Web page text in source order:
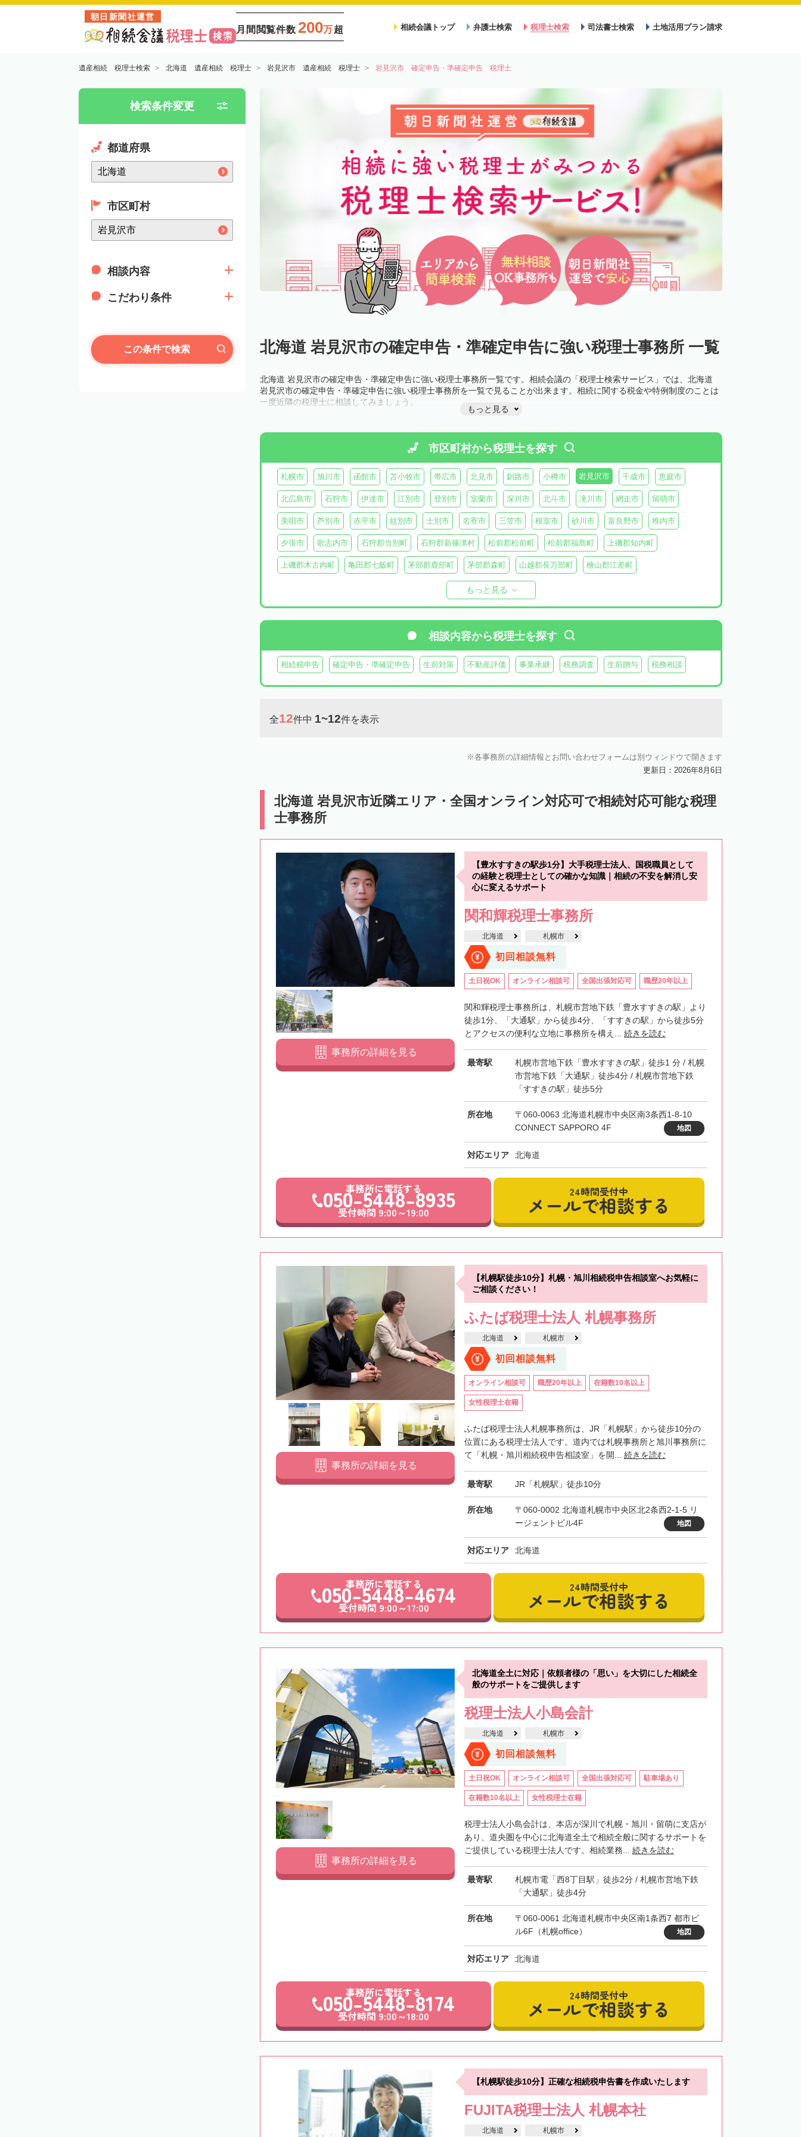
朝日新聞社運営
月間閲覧件数 200万超 相続会議トップ 弁護士検索 税理士検索 司法書士検索 土地活用プラン請求
遺産相続 税理士検索 北海道 遺産相続 税理士 岩見沢市 遺産相続 税理士 岩見沢市 確定申告・準確定申告 税理士
検索条件変更
都道府県
市区町村
相談内容
こだわり条件
この条件で検索 北海道 岩見沢市の確定申告・準確定申告に強い税理士事務所 一覧
北海道 岩見沢市の確定申告・準確定申告に強い税理士事務所一覧です。相続会議の「税理士検索サービス」では、北海道
岩見沢市の確定申告・準確定申告に強い税理士事務所を一覧で見ることが出来ます。相続に関する税金や特例制度のことは
一度近隣の税理士に相談してみましょう。
もっと見る
市区町村から税理士を探す
札幌市 旭川市 函館市 苫小牧市 帯広市 北見市 釧路市 小樽市 岩見沢市 千歳市 恵庭市
北広島市 石狩市 伊達市 江別市 登別市 室蘭市 深川市 北斗市 滝川市 網走市 留萌市
美唄市 芦別市 赤平市 紋別市 士別市 名寄市 三笠市 根室市 砂川市 富良野市 稚内市
夕張市 歌志内市 石狩郡当別町 石狩郡新篠津村 松前郡松前町 松前郡福島町 上磯郡知内町
上磯郡木古内町 亀田郡七飯町 茅部郡鹿部町 茅部郡森町 山越郡長万部町 檜山郡江差町
奥尻郡奥尻町
島牧郡島牧村 寿都郡寿都町 寿都郡黒松内町 磯谷郡蘭越町 虻田郡ニセコ町 虻田郡倶知安町
虻田郡喜茂別町 虻田郡京極町 虻田郡豊浦町
岩内郡共和町 岩内郡岩内町 二海郡八雲町 古宇郡泊村 古宇郡神恵内村 古平郡古平町 積丹郡積丹町
余市郡仁木町 余市郡余市町 余市郡赤井川村 空知郡南幌町 空知郡奈井江町 空知郡上砂川町
樺戸郡月形町 樺戸郡浦臼町
上川郡比布町 上川郡愛別町 上川郡上川町 上川郡東川町
中川郡美深町 中川郡音威子府村 中川郡中川町 中川郡幕別町 中川郡池田町 中川郡豊頃町
天塩郡遠別町 天塩郡天塩町 天塩郡豊富町 天塩郡幌延町 宗谷郡猿払村 枝幸郡浜頓別町
枝幸郡枝幸町 利尻郡利尻町 利尻郡利尻富士町 網走郡美幌町
網走郡大空町 斜里郡斜里町
常呂郡置戸町 常呂郡佐呂間町 紋別郡湧別町 紋別郡滝上町 紋別郡興部町
紋別郡西興部村 紋別郡雄武町 白老郡白老町 沙流郡日高町
様似郡様似町 幌泉郡えりも町 日高郡新ひだか町 河東郡音更町
河東郡上士幌町 河東郡鹿追町 河西郡芽室町 河西郡中札内村 河西郡更別村 広尾郡大樹町
広尾郡広尾町 十勝郡浦幌町 釧路郡釧路町 厚岸郡厚岸町 厚岸郡浜中町
川上郡標茶町 白糠郡白糠町 野付郡別海町 標津郡中標津町
標津郡標津町 目梨郡羅臼町
もっと見る
相談内容から税理士を探す
相続税申告 確定申告・準確定申告 生前対策 不動産評価 事業承継 税務調査 生前贈与 税務相談
全12件中 1~12件を表示
各事務所の詳細情報とお問い合わせフォームは別ウィンドウで開きます
更新日：2026年8月6日
北海道 岩見沢市近隣エリア・全国オンライン対応可で相続対応可能な税理
士事務所
【豊水すすきの駅歩1分】大手税理士法人、国税職員として
の経験と税理士としての確かな知識｜相続の不安を解消し安
心に変えるサポート
関和輝税理士事務所
北海道 札幌市
初回相談無料
土日祝OK オンライン相談可 全国出張対応可 職歴20年以上
関和輝税理士事務所は、札幌市営地下鉄「豊水すすきの駅」より
徒歩1分、「大通駅」から徒歩4分、「すすきの駅」から徒歩5分
とアクセスの便利な立地に事務所を構え... 続きを読む
最寄駅
札幌市営地下鉄「豊水すすきの駅」徒歩1 分 / 札幌
市営地下鉄「大通駅」徒歩4分 / 札幌市営地下鉄
「すすきの駅」徒歩5分
所在地
〒060-0063 北海道札幌市中央区南3条西1-8-10
CONNECT SAPPORO 4F
地図
対応エリア 北海道
事務所の詳細を見る
事務所に電話する
050-5448-8935
受付時間 9:00～19:00
24時間受付中
メールで相談する
【札幌駅徒歩10分】札幌・旭川相続税申告相談室へお気軽に
ご相談ください！
ふたば税理士法人 札幌事務所
北海道 札幌市
初回相談無料
オンライン相談可 職歴20年以上 在籍数10名以上
女性税理士在籍
ふたば税理士法人札幌事務所は、JR「札幌駅」から徒歩10分の
位置にある税理士法人です。道内では札幌事務所と旭川事務所に
て「札幌・旭川相続税申告相談室」を開... 続きを読む
最寄駅 JR「札幌駅」徒歩10分
所在地
〒060-0002 北海道札幌市中央区北2条西2-1-5 リ
ージェントビル4F
地図
対応エリア 北海道
事務所の詳細を見る
事務所に電話する
050-5448-4674
受付時間 9:00～17:00
24時間受付中
メールで相談する
北海道全土に対応｜依頼者様の「思い」を大切にした相続全
般のサポートをご提供します
税理士法人小島会計
北海道 札幌市
初回相談無料
土日祝OK オンライン相談可 全国出張対応可 駐車場あり
在籍数10名以上 女性税理士在籍
税理士法人小島会計は、本店が深川で札幌・旭川・留萌に支店が
あり、道央圏を中心に北海道全土で相続全般に関するサポートを
ご提供している税理士法人です。相続業務... 続きを読む
最寄駅
札幌市電「西8丁目駅」徒歩2分 / 札幌市営地下鉄
「大通駅」徒歩4分
所在地
〒060-0061 北海道札幌市中央区南1条西7 都市ビ
ル6F（札幌office）
地図
対応エリア 北海道
事務所の詳細を見る
事務所に電話する
050-5448-8174
受付時間 9:00～18:00
24時間受付中
メールで相談する
【札幌駅徒歩10分】正確な相続税申告書を作成いたします
FUJITA税理士法人 札幌本社
北海道 札幌市